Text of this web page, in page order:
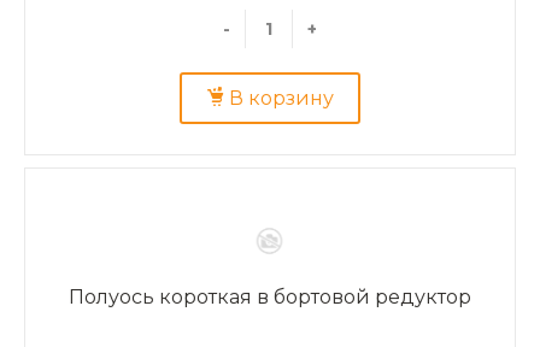
- +
В корзину
Полуось короткая в бортовой редуктор